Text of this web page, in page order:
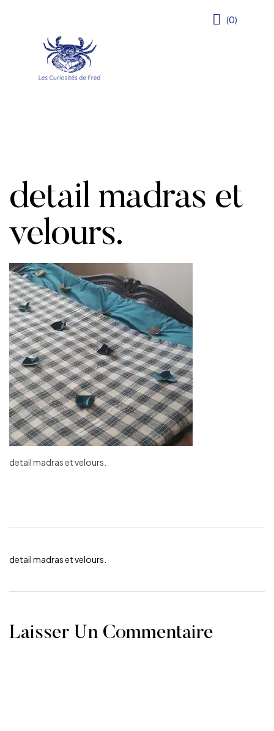
(0)
detail madras et
velours.
detail madras et velours.
detail madras et velours.
Laisser Un Commentaire